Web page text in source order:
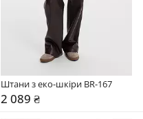
Штани з еко-шкіри BR-167
2 089 ₴